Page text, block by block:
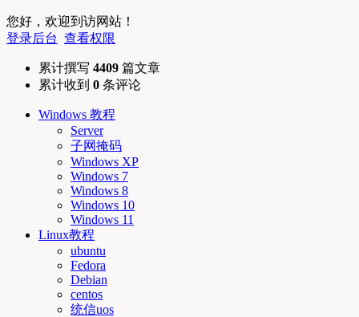
您好，欢迎到访网站！
登录后台 查看权限
累计撰写 4409 篇文章
累计收到 0 条评论
Windows 教程
Server
子网掩码
Windows XP
Windows 7
Windows 8
Windows 10
Windows 11
Linux教程
ubuntu
Fedora
Debian
centos
统信uos